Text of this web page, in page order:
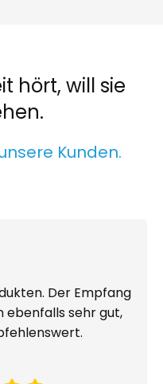
hört, will sie
Kunden.
Der Empfang
ebenfalls sehr gut,